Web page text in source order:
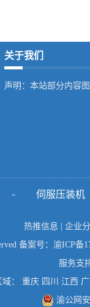
关于我们
声明：本站部分内容
伺服压装机
热推信息 | 企业
备案号： 渝ICP备
服务支
： 重庆 四川 江西
渝公网